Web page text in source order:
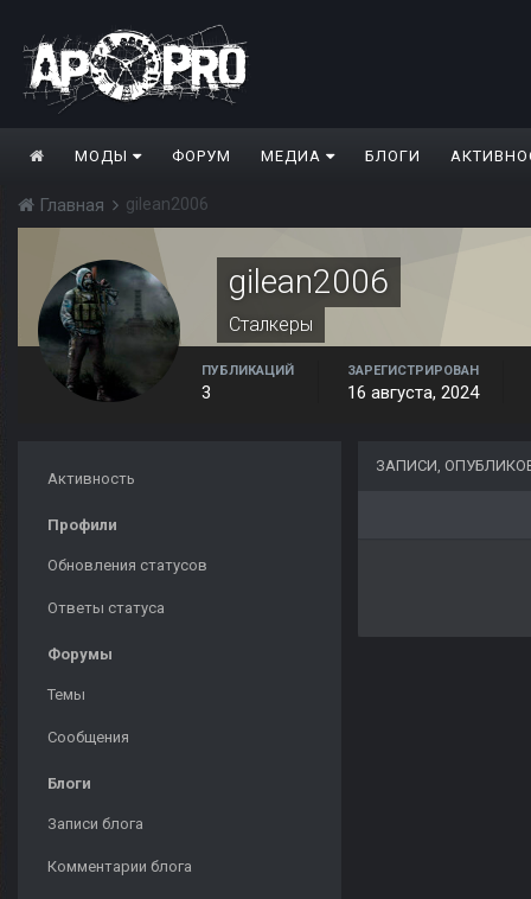
МОДЫ ФОРУМ МЕДИА БЛОГИ
Главная gilean2006
gilean2006
Сталкеры
ПУБЛИКАЦИЙ
3
ЗАРЕГИСТРИРОВАН
16 августа, 2024
Активность
Профили
Обновления статусов
Ответы статуса
Форумы
Темы
Сообщения
Блоги
Записи блога
Комментарии блога
ЗАПИСИ,